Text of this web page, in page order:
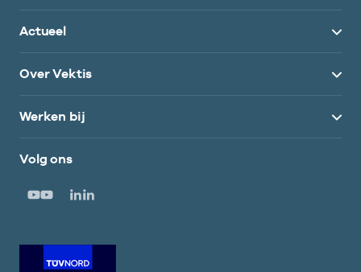
Actueel
Over Vektis
Werken bij
Volg ons